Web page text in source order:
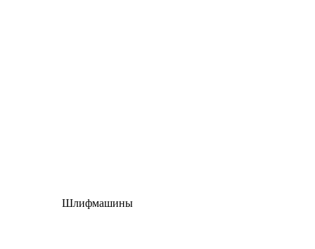
Шлифмашины